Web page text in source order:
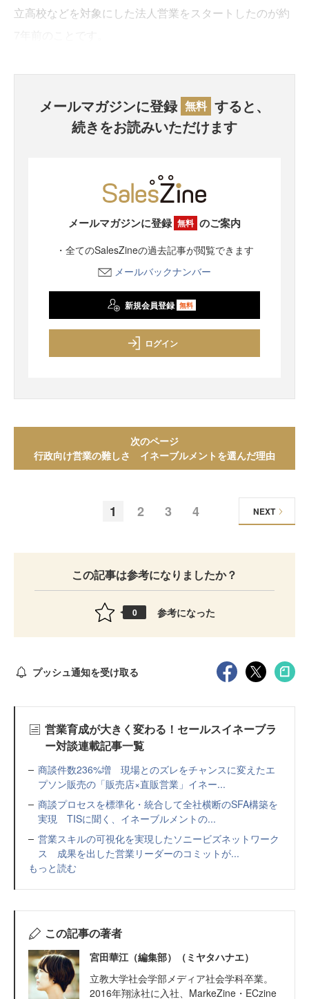
立高校などを対象にした法人営業をスタートしたのが約
メールマガジンに登録 無料 すると、
続きをお読みいただけます
メールマガジンに登録 無料 のご案内
・全てのSalesZineの過去記事が閲覧できます
メールバックナンバー
新規会員登録 無料
ログイン
次のページ
行政向け営業の難しさ イネーブルメントを選んだ理由
1 2 3 4 NEXT
この記事は参考になりましたか？
0 参考になった
プッシュ通知を受け取る
営業育成が大きく変わる！セールスイネーブラ
ー対談連載記事一覧
商談件数236%増 現場とのズレをチャンスに変えたエ
プソン販売の「販売店×直販営業」イネー...
商談プロセスを標準化・統合して全社横断のSFA構築を
実現 TISに聞く、イネーブルメントの...
営業スキルの可視化を実現したソニービズネットワーク
ス 成果を出した営業リーダーのコミットが...
もっと読む
この記事の著者
宮田華江（編集部）（ミヤタハナエ）
立教大学社会学部メディア社会学科卒業。
2016年翔泳社に入社、MarkeZine・ECzine